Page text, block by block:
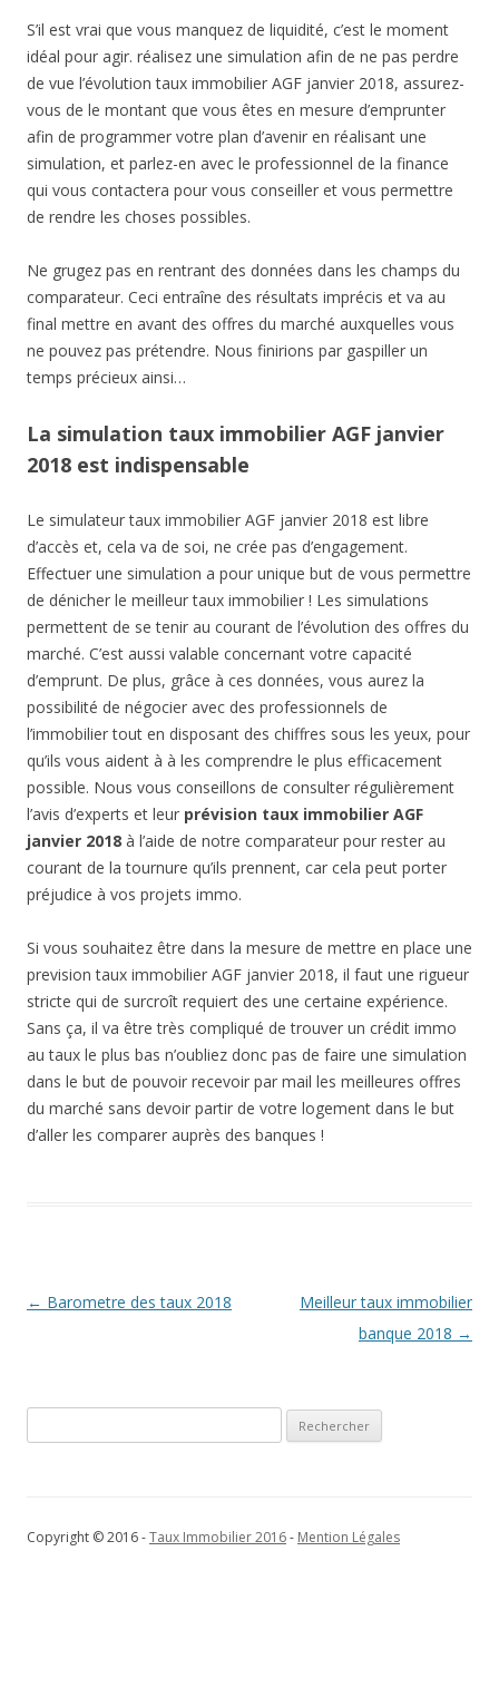
S’il est vrai que vous manquez de liquidité, c’est le moment
idéal pour agir. réalisez une simulation afin de ne pas perdre
de vue l’évolution taux immobilier AGF janvier 2018, assurez-
vous de le montant que vous êtes en mesure d’emprunter
afin de programmer votre plan d’avenir en réalisant une
simulation, et parlez-en avec le professionnel de la finance
qui vous contactera pour vous conseiller et vous permettre
de rendre les choses possibles.
Ne grugez pas en rentrant des données dans les champs du
comparateur. Ceci entraîne des résultats imprécis et va au
final mettre en avant des offres du marché auxquelles vous
ne pouvez pas prétendre. Nous finirions par gaspiller un
temps précieux ainsi…
La simulation taux immobilier AGF janvier
2018 est indispensable
Le simulateur taux immobilier AGF janvier 2018 est libre
d’accès et, cela va de soi, ne crée pas d’engagement.
Effectuer une simulation a pour unique but de vous permettre
de dénicher le meilleur taux immobilier ! Les simulations
permettent de se tenir au courant de l’évolution des offres du
marché. C’est aussi valable concernant votre capacité
d’emprunt. De plus, grâce à ces données, vous aurez la
possibilité de négocier avec des professionnels de
l’immobilier tout en disposant des chiffres sous les yeux, pour
qu’ils vous aident à à les comprendre le plus efficacement
possible. Nous vous conseillons de consulter régulièrement
l’avis d’experts et leur prévision taux immobilier AGF
janvier 2018 à l’aide de notre comparateur pour rester au
courant de la tournure qu’ils prennent, car cela peut porter
préjudice à vos projets immo.
Si vous souhaitez être dans la mesure de mettre en place une
prevision taux immobilier AGF janvier 2018, il faut une rigueur
stricte qui de surcroît requiert des une certaine expérience.
Sans ça, il va être très compliqué de trouver un crédit immo
au taux le plus bas n’oubliez donc pas de faire une simulation
dans le but de pouvoir recevoir par mail les meilleures offres
du marché sans devoir partir de votre logement dans le but
d’aller les comparer auprès des banques !
Navigation
← Barometre des taux 2018
Meilleur taux immobilier
banque 2018 →
Copyright © 2016 -Taux Immobilier 2016- Mention Légales